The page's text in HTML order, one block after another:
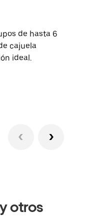
de hasta 6
cajuela
ideal.
otros